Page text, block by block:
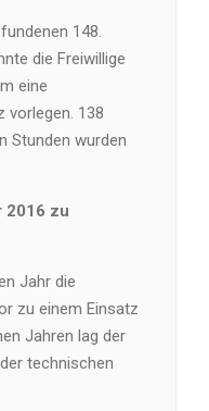
148.
die Freiwillige
eine
vorlegen. 138
Stunden wurden
2016 zu
Jahr die
zu einem Einsatz
Jahren lag der
technischen